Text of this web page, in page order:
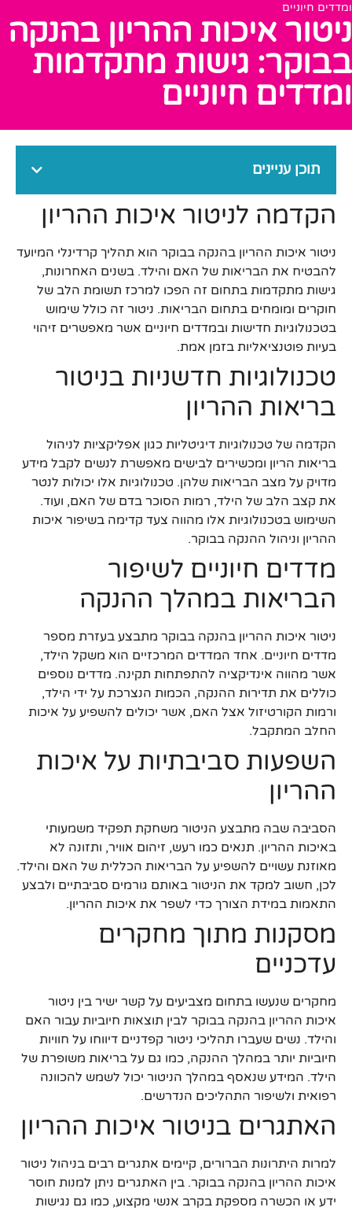
ומדדים חיוניים
ניטור איכות ההריון בהנקה
בבוקר: גישות מתקדמות
ומדדים חיוניים
תוכן עניינים
הקדמה לניטור איכות ההריון
ניטור איכות ההריון בהנקה בבוקר הוא תהליך קרדינלי המיועד
להבטיח את הבריאות של האם והילד. בשנים האחרונות,
גישות מתקדמות בתחום זה הפכו למרכז תשומת הלב של
חוקרים ומומחים בתחום הבריאות. ניטור זה כולל שימוש
בטכנולוגיות חדישות ובמדדים חיוניים אשר מאפשרים זיהוי
בעיות פוטנציאליות בזמן אמת.
טכנולוגיות חדשניות בניטור
בריאות ההריון
הקדמה של טכנולוגיות דיגיטליות כגון אפליקציות לניהול
בריאות הריון ומכשירים לבישים מאפשרת לנשים לקבל מידע
מדויק על מצב הבריאות שלהן. טכנולוגיות אלו יכולות לנטר
את קצב הלב של הילד, רמות הסוכר בדם של האם, ועוד.
השימוש בטכנולוגיות אלו מהווה צעד קדימה בשיפור איכות
ההריון וניהול ההנקה בבוקר.
מדדים חיוניים לשיפור
הבריאות במהלך ההנקה
ניטור איכות ההריון בהנקה בבוקר מתבצע בעזרת מספר
מדדים חיוניים. אחד המדדים המרכזיים הוא משקל הילד,
אשר מהווה אינדיקציה להתפתחות תקינה. מדדים נוספים
כוללים את תדירות ההנקה, הכמות הנצרכת על ידי הילד,
ורמות הקורטיזול אצל האם, אשר יכולים להשפיע על איכות
החלב המתקבל.
השפעות סביבתיות על איכות
ההריון
הסביבה שבה מתבצע הניטור משחקת תפקיד משמעותי
באיכות ההריון. תנאים כמו רעש, זיהום אוויר, ותזונה לא
מאוזנת עשויים להשפיע על הבריאות הכללית של האם והילד.
לכן, חשוב למקד את הניטור באותם גורמים סביבתיים ולבצע
התאמות במידת הצורך כדי לשפר את איכות ההריון.
מסקנות מתוך מחקרים
עדכניים
מחקרים שנעשו בתחום מצביעים על קשר ישיר בין ניטור
איכות ההריון בהנקה בבוקר לבין תוצאות חיוביות עבור האם
והילד. נשים שעברו תהליכי ניטור קפדניים דיווחו על חוויות
חיוביות יותר במהלך ההנקה, כמו גם על בריאות משופרת של
הילד. המידע שנאסף במהלך הניטור יכול לשמש להכוונה
רפואית ולשיפור התהליכים הנדרשים.
האתגרים בניטור איכות ההריון
למרות היתרונות הברורים, קיימים אתגרים רבים בניהול ניטור
איכות ההריון בהנקה בבוקר. בין האתגרים ניתן למנות חוסר
ידע או הכשרה מספקת בקרב אנשי מקצוע, כמו גם נגישות